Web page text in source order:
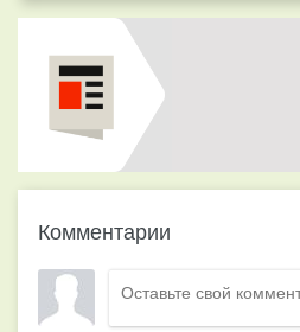
Комментарии